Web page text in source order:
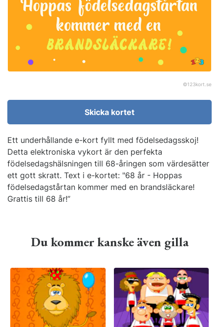
©123kort.se
Skicka kortet
Ett underhållande e-kort fyllt med födelsedagsskoj!
Detta elektroniska vykort är den perfekta
födelsedagshälsningen till 68-åringen som värdesätter
ett gott skratt. Text i e-kortet: "68 år - Hoppas
födelsedagstårtan kommer med en brandsläckare!
Grattis till 68 år!”
Du kommer kanske även gilla